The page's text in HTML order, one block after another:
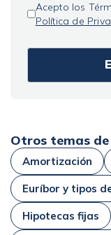
Acepto los
Política de
Otros temas
Amortización
Euríbor y tipos
Hipotecas fijas